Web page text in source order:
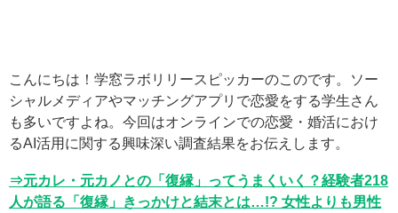
こんにちは！学窓ラボリリースピッカーのこのです。ソー
シャルメディアやマッチングアプリで恋愛をする学生さん
も多いですよね。今回はオンラインでの恋愛・婚活におけ
るAI活用に関する興味深い調査結果をお伝えします。
⇒元カレ・元カノとの「復縁」ってうまくいく？経験者218
人が語る「復縁」きっかけと結末とは…!? 女性よりも男性